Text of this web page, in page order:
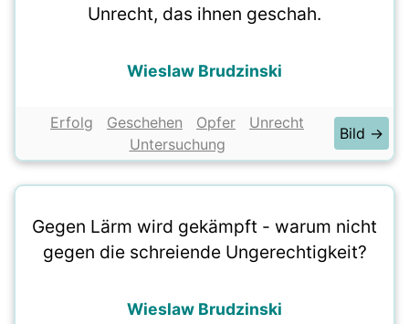
Unrecht, das ihnen geschah.
Wieslaw Brudzinski
Erfolg Geschehen Opfer
Unrecht
Untersuchung
Bild →
Gegen Lärm wird gekämpft - warum nicht
gegen die schreiende Ungerechtigkeit?
Wieslaw Brudzinski